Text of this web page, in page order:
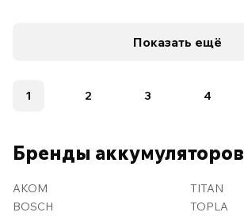
Показать ещё
1 2 3 4
Бренды аккумуляторов
AKOM
BOSCH
TITAN
TOPLA